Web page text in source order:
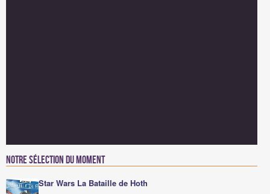
Notre sélection du moment
Star Wars La Bataille de Hoth